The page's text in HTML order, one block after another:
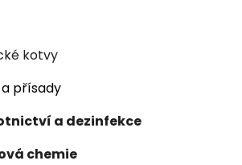
kotvy
přísady
a dezinfekce
chemie